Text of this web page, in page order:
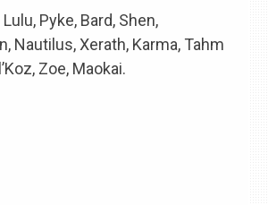
Lulu, Pyke, Bard, Shen,
Nautilus, Xerath, Karma, Tahm
Zoe, Maokai.